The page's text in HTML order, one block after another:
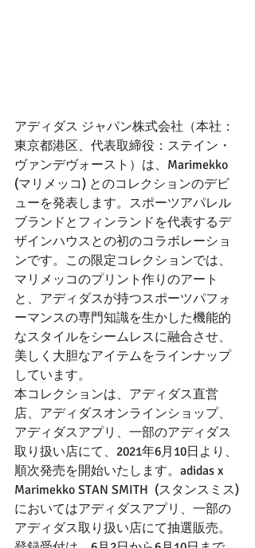
アディダス ジャパン株式会社（本社：
東京都港区、代表取締役：ステイン・
ヴァンデヴォースト）は、Marimekko
(マリメッコ) とのコレクションのデビ
ューを発表します。スポーツアパレル
ブランドとフィンランドを代表するデ
ザインハウスとの初のコラボレーショ
ンです。この限定コレクションでは、
マリメッコのプリント作りのアート
と、アディダスが持つスポーツパフォ
ーマンスの専門知識を生かした機能的
なスタイルをシームレスに融合させ、
美しく大胆なアイテムをラインナップ
しています。
本コレクションは、アディダス直営
店、アディダスオンラインショップ、
アディダスアプリ、一部のアディダス
取り扱い店にて、2021年6月10日より、
順次発売を開始いたします。adidas x
Marimekko STAN SMITH  (スタンスミス)
においてはアディダスアプリ、一部の
アディダス取り扱い店にて抽選販売。